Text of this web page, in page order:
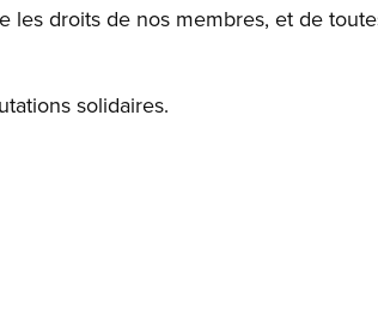
les droits de nos membres, et de
solidaires.